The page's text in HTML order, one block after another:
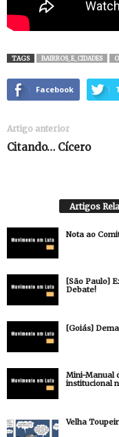
TAGS BAIRROS_E_CIDADES
Facebook
Artigo anterior
Citando… Cícero
Artigos
Nota ao
[São Paulo]
Debate!
[Goiás]
Mini-Manual
institucional
Velha